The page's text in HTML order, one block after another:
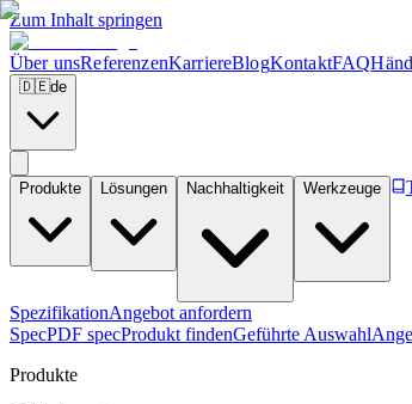
Zum Inhalt springen
Über unsReferenzenKarriereBlogKontaktFAQ
🇩🇪de
Produkte Lösungen Nachhaltigkeit Werkzeuge
SpezifikationAngebot anfordern
SpecPDF specProdukt findenGeführte Auswahl
Produkte